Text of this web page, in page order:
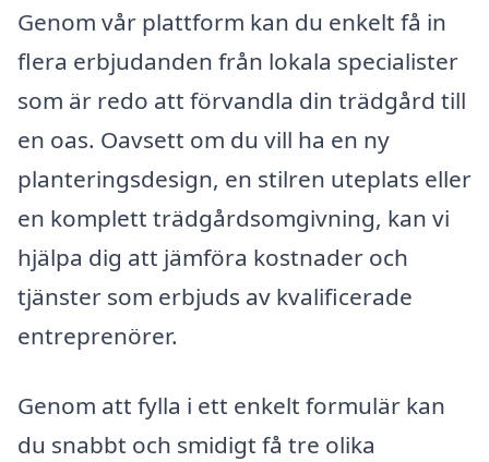
Genom vår plattform kan du enkelt få in
flera erbjudanden från lokala specialister
som är redo att förvandla din trädgård till
en oas. Oavsett om du vill ha en ny
planteringsdesign, en stilren uteplats eller
en komplett trädgårdsomgivning, kan vi
hjälpa dig att jämföra kostnader och
tjänster som erbjuds av kvalificerade
entreprenörer.
Genom att fylla i ett enkelt formulär kan
du snabbt och smidigt få tre olika